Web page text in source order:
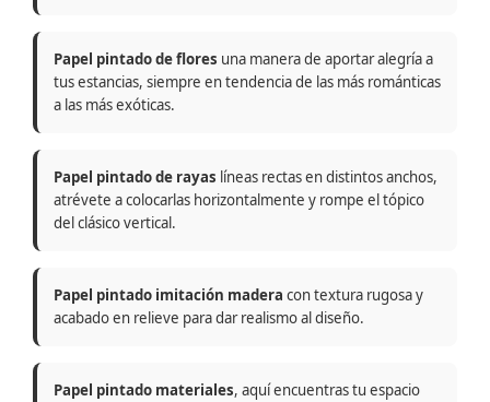
Papel pintado de flores una manera de aportar alegría a
tus estancias, siempre en tendencia de las más románticas
a las más exóticas.
Papel pintado de rayas líneas rectas en distintos anchos,
atrévete a colocarlas horizontalmente y rompe el tópico
del clásico vertical.
Papel pintado imitación madera con textura rugosa y
acabado en relieve para dar realismo al diseño.
Papel pintado materiales, aquí encuentras tu espacio